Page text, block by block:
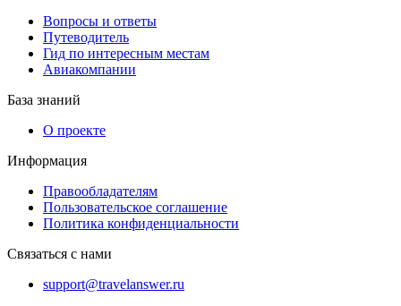
Вопросы и ответы
Путеводитель
Гид по интересным местам
Авиакомпании
База знаний
О проекте
Информация
Правообладателям
Пользовательское соглашение
Политика конфиденциальности
Связаться с нами
support@travelanswer.ru